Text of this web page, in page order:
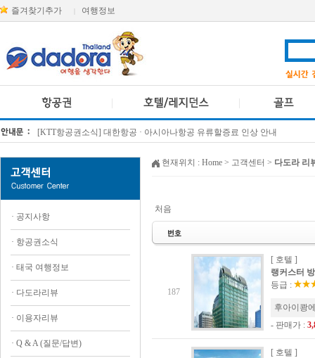
즐겨찾기추가 여행정보
[KTT항공권소식] 대한항공 · 아시아나항공 유류할증료 인상 안내
· 공지사항
· 항공권소식
· 태국 여행정보
· 다도라리뷰
· 이용자리뷰
· Q & A (질문/답변)
현재위치 : Home > 고객센터 > 다도라 리
처음
187
[ 호텔 ]
랭커스터
등급 :
후아이쾅
- 판매가 :
[ 호텔 ]